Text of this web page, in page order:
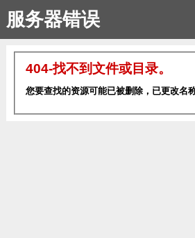
服务器错误
404-找不到文件或目录。
您要查找的资源可能已被删除，已更改名